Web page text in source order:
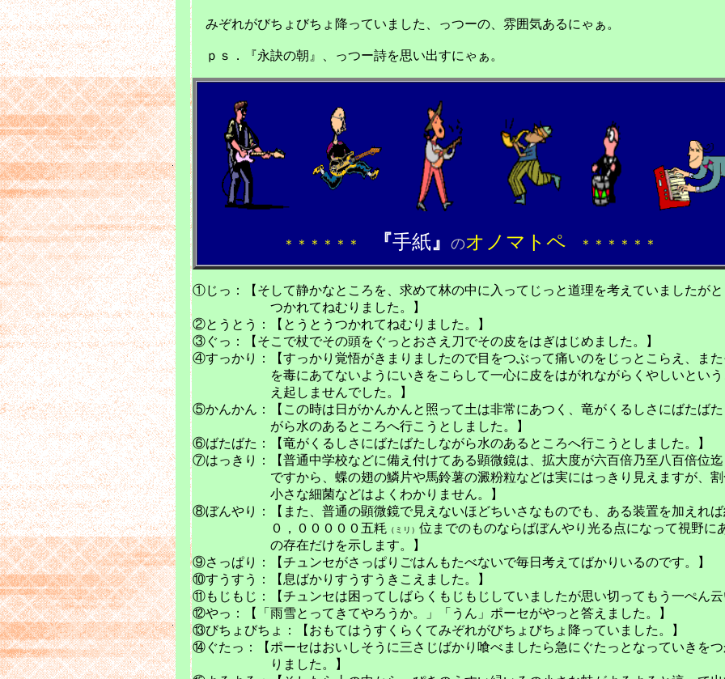
みぞれがびちょびちょ降っていました、っつーの、雰囲気あるにゃぁ。
ｐｓ．『永訣の朝』、っつー詩を思い出すにゃぁ。
＊＊＊＊＊＊ 『手紙』 のオノマトペ ＊＊＊＊＊＊
①じっ：【そして静かなところを、求めて林の中に入ってじっと道理を考えていましたが
つかれてねむりました。】
②とうとう：【とうとうつかれてねむりました。】
③ぐっ：【そこで杖でその頭をぐっとおさえ刀でその皮をはぎはじめました。】
④すっかり：【すっかり覚悟がきまりましたので目をつぶって痛いのをじっとこらえ、ま
を毒にあてないようにいきをこらして一心に皮をはがれながらくやしいという
え起しませんでした。】
⑤かんかん：【この時は日がかんかんと照って土は非常にあつく、竜がくるしさにばたば
がら水のあるところへ行こうとしました。】
⑥ばたばた：【竜がくるしさにばたばたしながら水のあるところへ行こうとしました。】
⑦はっきり：【普通中学校などに備え付けてある顕微鏡は、拡大度が六百倍乃至八百倍位迄
ですから、蝶の翅の鱗片や馬鈴薯の澱粉粒などは実にはっきり見えますが、割
小さな細菌などはよくわかりません。】
⑧ぼんやり：【また、普通の顕微鏡で見えないほどちいさなものでも、ある装置を加えれ
０，０００００五粍 （ミリ） 位までのものならばぼんやり光る点になって視野に
の存在だけを示します。】
⑨さっぱり：【チュンセがさっぱりごはんもたべないで毎日考えてばかりいるのです。】
⑩すうすう：【息ばかりすうすうきこえました。】
⑪もじもじ：【チュンセは困ってしばらくもじもじしていましたが思い切ってもう一ぺん
⑫やっ：【「雨雪とってきてやろうか。」「うん」ポーセがやっと答えました。】
⑬びちょびちょ：【おもてはうすくらくてみぞれがびちょびちょ降っていました。】
⑭ぐたっ：【ポーセはおいしそうに三さじばかり喰べましたら急にぐたっとなっていきを
りました。】